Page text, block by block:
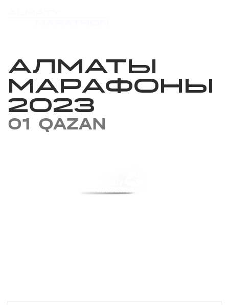
АЛМАТЫ
МАРАФОНЫ
2023
01 QAZAN